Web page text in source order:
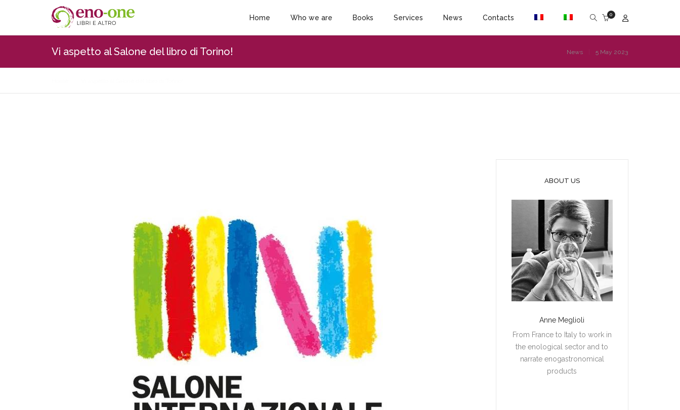
Home Who we are Books Services News Contacts 0
Vi aspetto al Salone del libro di Torino! News 5 May 2023
ABOUT US
Anne Meglioli
From France to Italy to work in
the enological sector and to
narrate enogastronomical
products